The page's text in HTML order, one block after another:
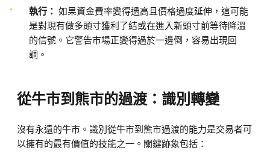
執行： 如果資金費率變得過高且價格過度延伸，這可能
是對現有做多頭寸獲利了結或在進入新頭寸前等待降溫
的信號。它警告市場正變得過於一邊倒，容易出現回
調。
從牛市到熊市的過渡：識別轉變
沒有永遠的牛市。識別從牛市到熊市過渡的能力是交易者可
以擁有的最有價值的技能之一。關鍵跡象包括：